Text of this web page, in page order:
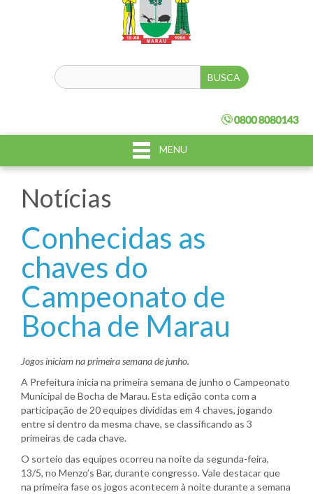
MENU
Notícias
Conhecidas as
chaves do
Campeonato de
Bocha de Marau
Jogos iniciam na primeira semana de junho.
A Prefeitura inicia na primeira semana de junho o Campeonato
Municipal de Bocha de Marau. Esta edição conta com a
participação de 20 equipes divididas em 4 chaves, jogando
entre si dentro da mesma chave, se classificando as 3
primeiras de cada chave.
O sorteio das equipes ocorreu na noite da segunda-feira,
13/5, no Menzo’s Bar, durante congresso. Vale destacar que
na primeira fase os jogos acontecem à noite durante a semana